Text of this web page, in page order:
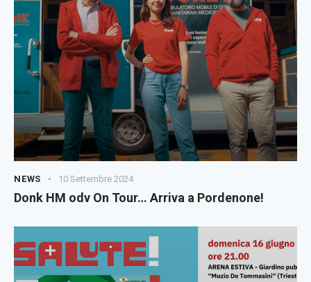
NEWS 10 Settembre 2024
Donk HM odv On Tour… Arriva a Pordenone!